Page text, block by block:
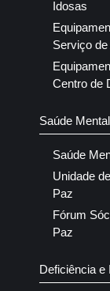
Idosas
Serviço
Centro de
Saúde Mental
Saúde
Unidade
Paz
Fórum
Paz
Deficiência e